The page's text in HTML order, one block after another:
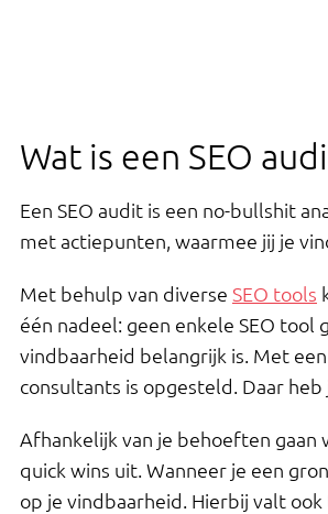
Wat is een SEO
Een SEO audit is een no-bullshit
met actiepunten, waarmee jij je
Met behulp van diverse SEO tools
één nadeel: geen enkele SEO
vindbaarheid belangrijk is. Met
consultants is opgesteld. Daar heb
Afhankelijk van je behoeften gaan
quick wins uit. Wanneer je een
op je vindbaarheid. Hierbij valt